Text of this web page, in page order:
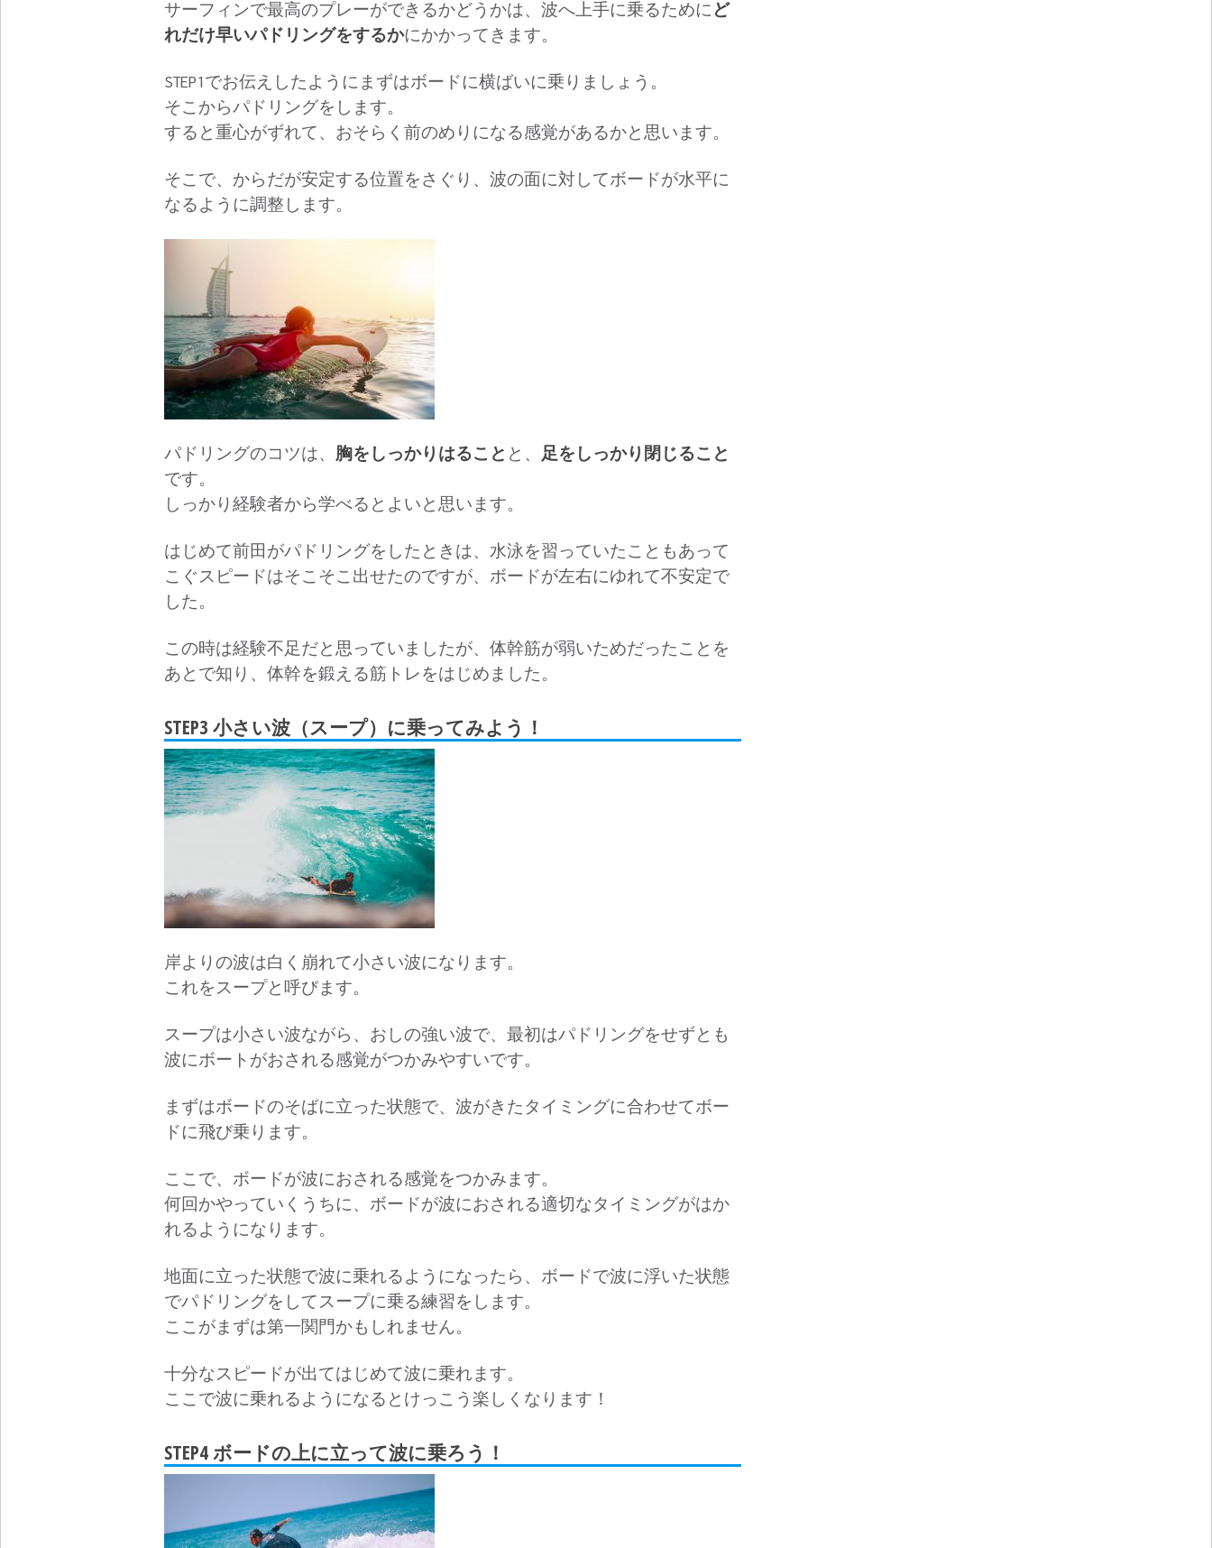
サーフィンで最高のプレーができるかどうかは、波へ上手に乗るために ど
れだけ早いパドリングをするかにかかってきます。
STEP1でお伝えしたようにまずはボードに横ばいに乗りましょう。
そこからパドリングをします。
すると重心がずれて、おそらく前のめりになる感覚があるかと思います。
そこで、からだが安定する位置をさぐり、波の面に対してボードが水平に
なるように調整します。
パドリングのコツは、 胸をしっかりはること と、 足をしっかり閉じること
です。
しっかり経験者から学べるとよいと思います。
はじめて前田がパドリングをしたときは、水泳を習っていたこともあって
こぐスピードはそこそこ出せたのですが、ボードが左右にゆれて不安定で
した。
この時は経験不足だと思っていましたが、体幹筋が弱いためだったことを
あとで知り、体幹を鍛える筋トレをはじめました。
STEP3 小さい波（スープ）に乗ってみよう！
岸よりの波は白く崩れて小さい波になります。
これをスープと呼びます。
スープは小さい波ながら、おしの強い波で、最初はパドリングをせずとも
波にボートがおされる感覚がつかみやすいです。
まずはボードのそばに立った状態で、波がきたタイミングに合わせてボー
ドに飛び乗ります。
ここで、ボードが波におされる感覚をつかみます。
何回かやっていくうちに、ボードが波におされる適切なタイミングがはか
れるようになります。
地面に立った状態で波に乗れるようになったら、ボードで波に浮いた状態
でパドリングをしてスープに乗る練習をします。
ここがまずは第一関門かもしれません。
十分なスピードが出てはじめて波に乗れます。
ここで波に乗れるようになるとけっこう楽しくなります！
STEP4 ボードの上に立って波に乗ろう！